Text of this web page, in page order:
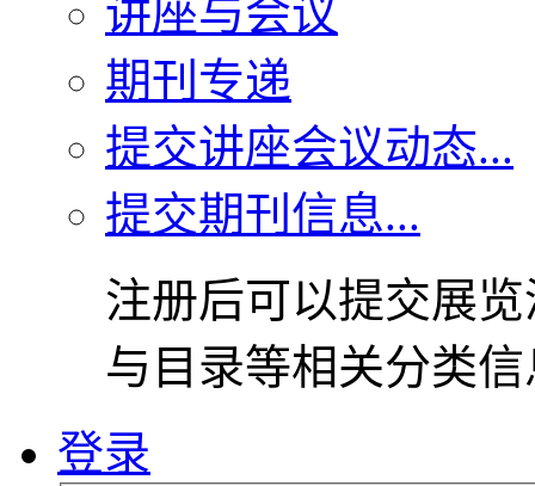
讲座与会议
期刊专递
提交讲座会议动态...
提交期刊信息...
注册后可以提交展
与目录等相关分类
登录